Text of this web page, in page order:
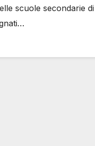
scuole secondarie di